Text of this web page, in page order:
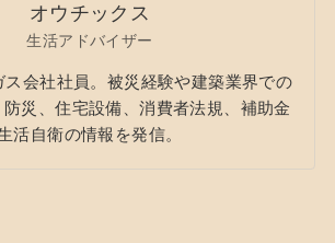
オウチックス
生活アドバイザー
ス会社社員。被災経験や建築業界での
災、住宅設備、消費者法規、補助金
活自衛の情報を発信。